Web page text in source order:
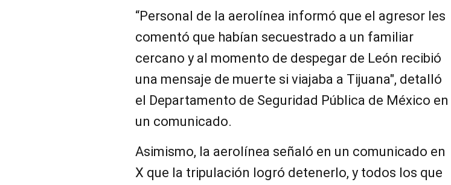
“Personal de la aerolínea informó que el agresor les
comentó que habían secuestrado a un familiar
cercano y al momento de despegar de León recibió
una mensaje de muerte si viajaba a Tijuana", detalló
el Departamento de Seguridad Pública de México en
un comunicado.
Asimismo, la aerolínea señaló en un comunicado en
X que la tripulación logró detenerlo, y todos los que